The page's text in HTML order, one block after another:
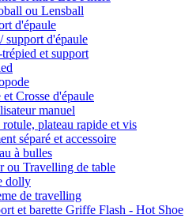
ou Lensball
d'épaule
support d'épaule
et support
et Crosse d'épaule
manuel
rotule, plateau rapide et vis
séparé et accessoire
à bulles
ou Travelling de table
dolly
de travelling
et barette Griffe Flash - Hot Shoe